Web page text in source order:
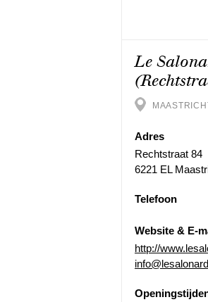
Le
Adres
Rechtstraat 84
6221 EL
Telefoon
Website & E-
http://